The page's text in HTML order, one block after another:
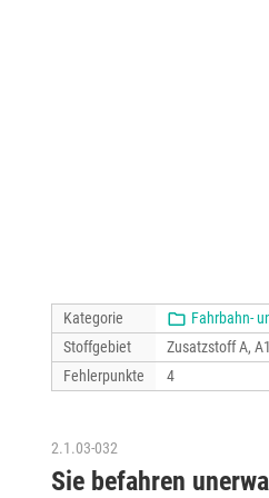
Kategorie
Fahrbahn-
Stoffgebiet
Zusatzstoff A,
Fehlerpunkte
4
2.1.03-032
Sie befahren